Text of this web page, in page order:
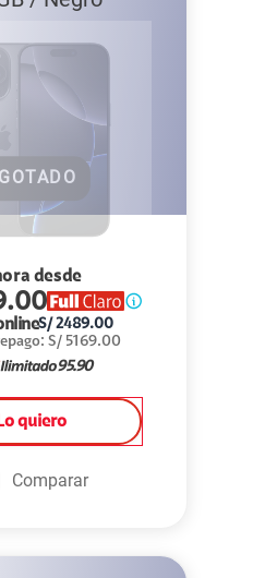
desde
S/2489.00
: S/ 5169.00
95.90
Lo quiero
Comparar